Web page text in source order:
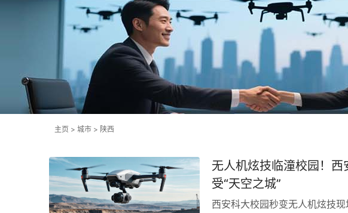
主页 > 城市 > 陕西
无人机炫技临潼校园！
受“天空之城”
西安科大校园秒变无人机炫技